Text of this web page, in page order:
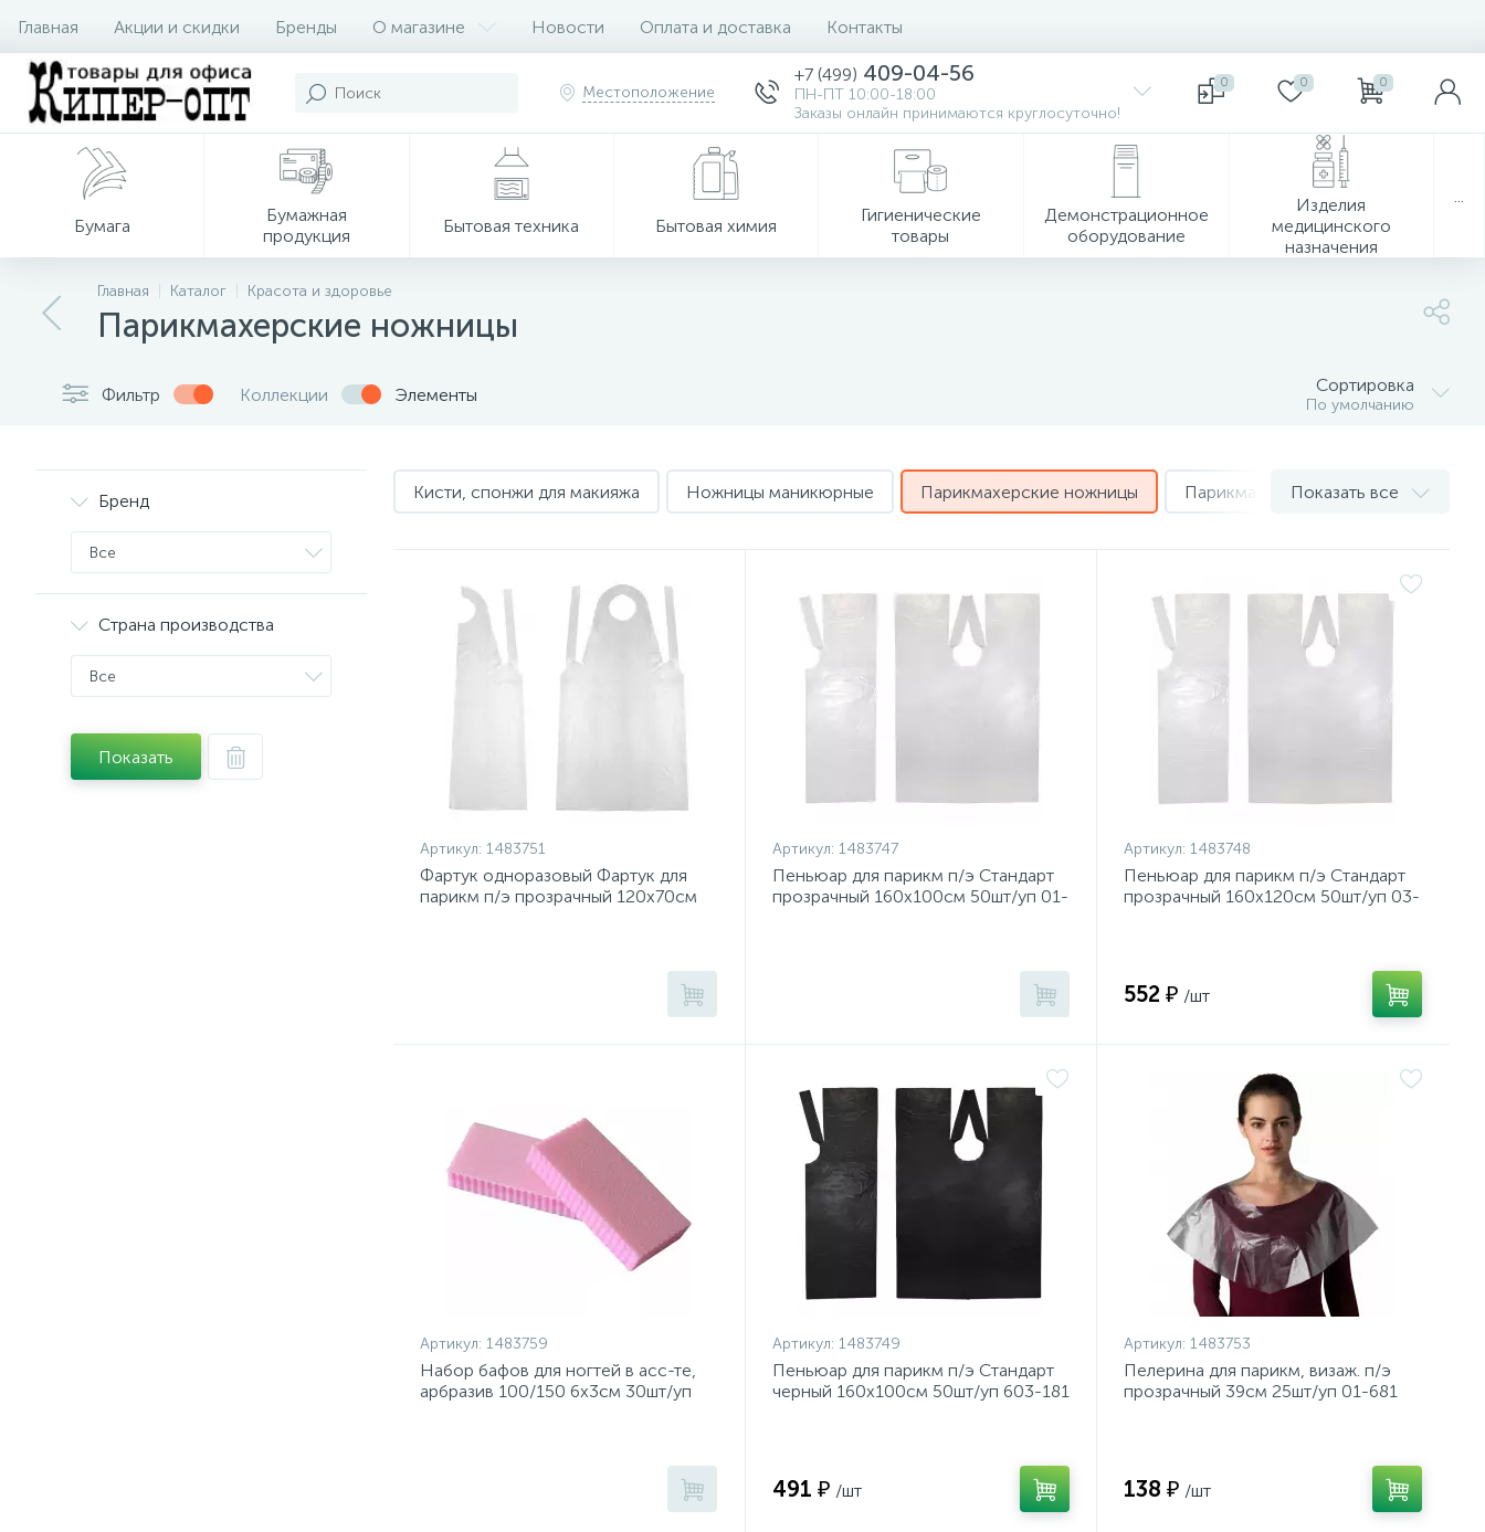
Главная Акции и скидки Бренды О магазине Новости Оплата и доставка Контакты
Местоположение
+7 (499) 409-04-56
ПН-ПТ 10:00-18:00
Заказы онлайн принимаются круглосуточно!
0 0 0
Бумага
Бумажная
продукция
Бытовая техника Бытовая химия
Гигиенические
товары
Демонстрационное
оборудование
Изделия
медицинского
назначения
Главная Каталог Красота и здоровье
Парикмахерские ножницы
Фильтр Коллекции Элементы Сортировка
По умолчанию
Бренд
Все
Страна производства
Все
Показать
Кисти, спонжи для макияжа Ножницы маникюрные Парикмахерские ножницы Парикмахерские принадлежности
Показать все
Артикул: 1483751
Фартук одноразовый Фартук для
парикм п/э прозрачный 120х70см
Артикул: 1483747
Пеньюар для парикм п/э Стандарт
прозрачный 160х100см 50шт/уп 01-
Артикул: 1483748
Пеньюар для парикм п/э Стандарт
прозрачный 160х120см 50шт/уп 03-
552 ₽ /шт
Артикул: 1483759
Набор бафов для ногтей в асс-те,
арбразив 100/150 6x3см 30шт/уп
Артикул: 1483749
Пеньюар для парикм п/э Стандарт
черный 160х100см 50шт/уп 603-181
491 ₽ /шт
Артикул: 1483753
Пелерина для парикм, визаж. п/э
прозрачный 39см 25шт/уп 01-681
138 ₽ /шт